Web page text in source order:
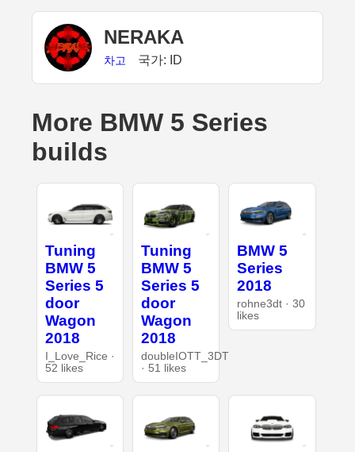
NERAKA
차고 국가: ID
More BMW 5 Series
builds
Tuning
BMW 5
Series 5
door
Wagon
2018
I_Love_Rice ·
52 likes
Tuning
BMW 5
Series 5
door
Wagon
2018
doubleIOTT_3DT
· 51 likes
BMW 5
Series
2018
rohne3dt · 30
likes